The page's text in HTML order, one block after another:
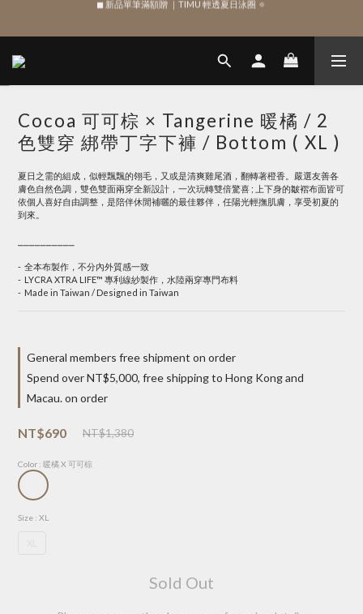
Cocoa 可可棕 × Tangerine 暖橘 / 2
色雙穿 綁帶丁字下褲 / Bottom ( XL )
夏日之需的組成，似輕飄飄的翎毛，又或是清爽雞尾酒，翻轉著橙香。嚴選友善各
膚色自然色調，雙色雙面兩穿全新設計，一次玩轉雙倍驚喜 ; 上下身的皺褶布面皆可
依個人喜好自由調整，是陪伴休閒補曬的最佳夥伴，任陽光輕撫肌膚，享受初夏的
到來。
-  全本布製作，不分內外質感一致
-  LYCRA XTRA LIFE™ 專利線紗製作，水陸兩穿專門布料
-  Made in Taiwan / Designed in Taiwan
General members free shipment on order
Spend over NT$5,000, free shipping to Hong Kong and
Macau. on order
NT$690 NT$1,380
Color : 暖橘 X 可可棕
Size : XL
Sold Out